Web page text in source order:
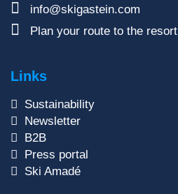
info@skigastein.com
Plan your route to the resort
Links
Sustainability
Newsletter
B2B
Press portal
Ski Amadé